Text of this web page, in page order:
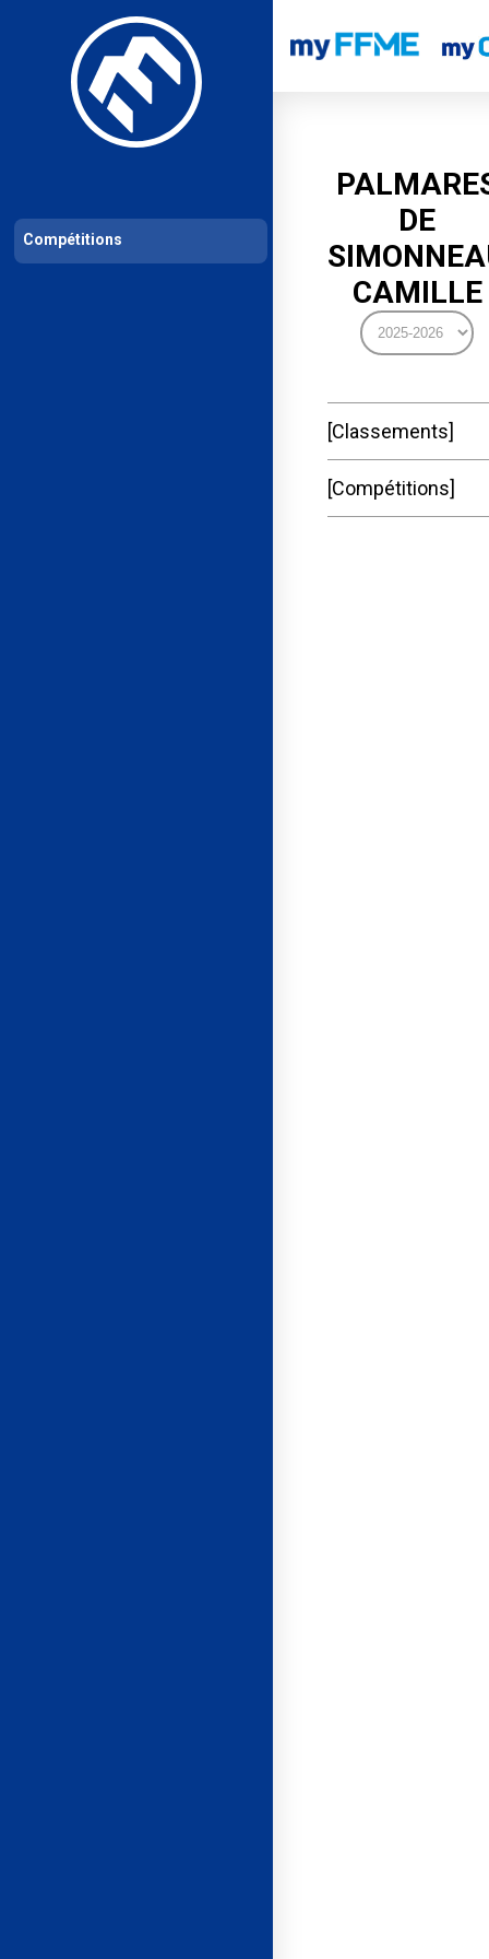
Les compétitions Calendrier de compétitions Classements
DE
CAMILLE
Classements
Compétitions
Compétitions